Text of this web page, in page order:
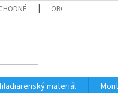
OBCHODNÉ
materiál